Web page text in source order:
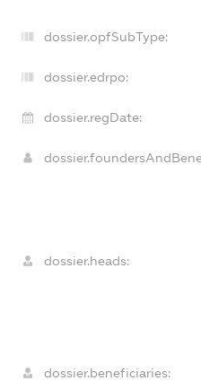
dossier.opfSubType:
dossier.edrpo:
dossier.regDate:
dossier.heads:
dossier.beneficiaries: